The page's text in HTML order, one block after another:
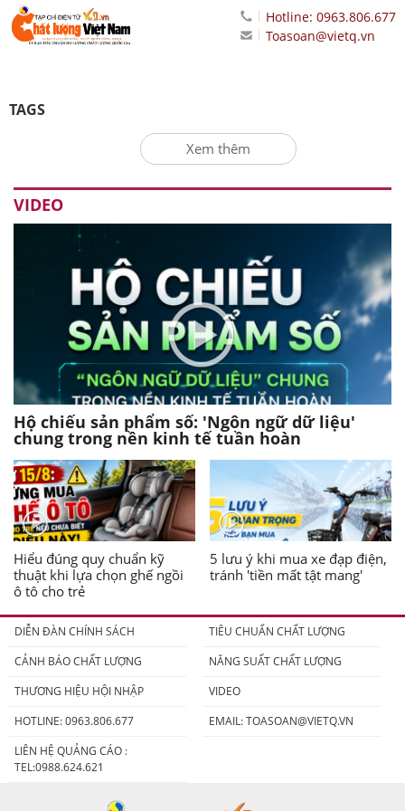
Hotline: 0963.806.677
Toasoan@vietq.vn
TAGS
Xem thêm
VIDEO
Hộ chiếu sản phẩm số: 'Ngôn ngữ dữ liệu'
chung trong nền kinh tế tuần hoàn
Hiểu đúng quy chuẩn kỹ
thuật khi lựa chọn ghế ngồi
ô tô cho trẻ
5 lưu ý khi mua xe đạp điện,
tránh 'tiền mất tật mang'
DIỄN ĐÀN CHÍNH SÁCH
TIÊU CHUẨN CHẤT LƯỢNG
CẢNH BÁO CHẤT LƯỢNG
NĂNG SUẤT CHẤT LƯỢNG
THƯƠNG HIỆU HỘI NHẬP
VIDEO
HOTLINE: 0963.806.677
EMAIL:TOASOAN@VIETQ.VN
LIÊN HỆ QUẢNG CÁO :
TEL:0988.624.621